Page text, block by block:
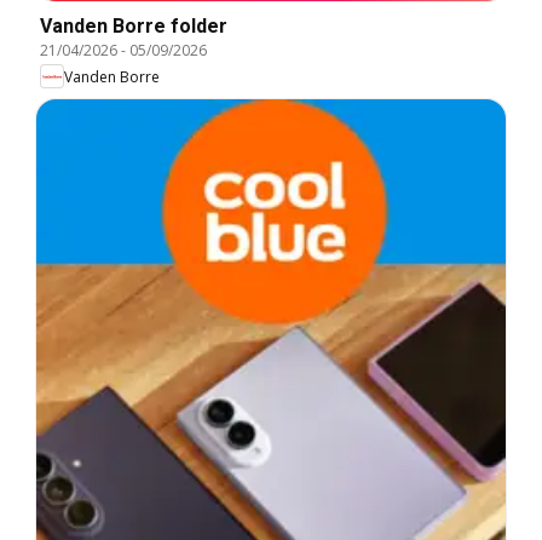
Vanden Borre folder
21/04/2026- 05/09/2026
Vanden Borre